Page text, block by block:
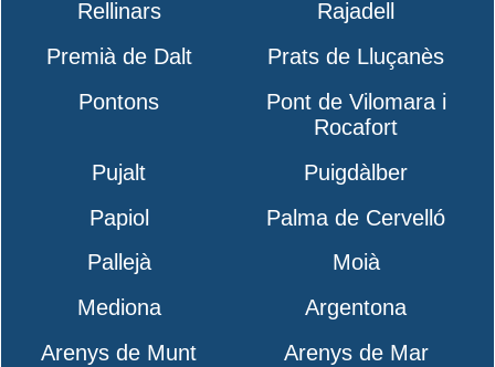
Rellinars
Rajadell
Premià de Dalt
Prats de Lluçanès
Pontons
Pont de Vilomara i
Rocafort
Pujalt
Puigdàlber
Papiol
Palma de Cervelló
Pallejà
Moià
Mediona
Argentona
Arenys de Munt
Arenys de Mar